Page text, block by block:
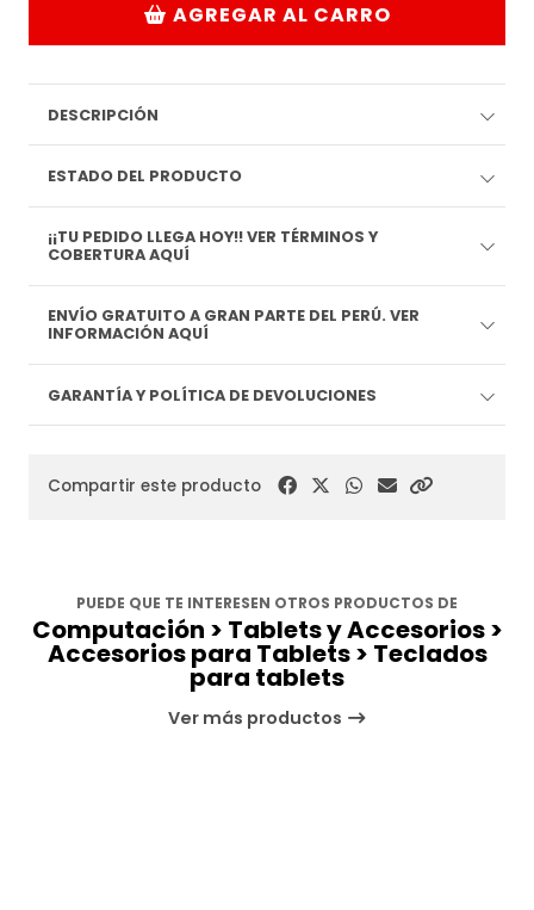
AGREGAR AL CARRO
DESCRIPCIÓN
ESTADO DEL PRODUCTO
¡¡TU PEDIDO LLEGA HOY!! VER TÉRMINOS Y
COBERTURA AQUÍ
ENVÍO GRATUITO A GRAN PARTE DEL PERÚ. VER
INFORMACIÓN AQUÍ
GARANTÍA Y POLÍTICA DE DEVOLUCIONES
Compartir este producto
PUEDE QUE TE INTERESEN OTROS PRODUCTOS DE
Computación > Tablets y Accesorios >
Accesorios para Tablets > Teclados
para tablets
Ver más productos